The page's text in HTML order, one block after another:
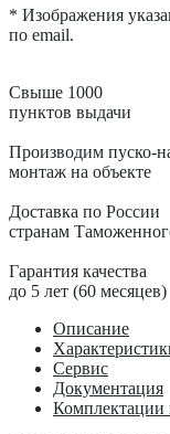
* Изображения
по email.
Свыше 1000
пунктов выдачи
Производим пуско-
монтаж на объекте
Доставка по России
странам
Гарантия качества
до 5 лет (60 месяцев)
Описание
Сервис
Документация
Комплектации